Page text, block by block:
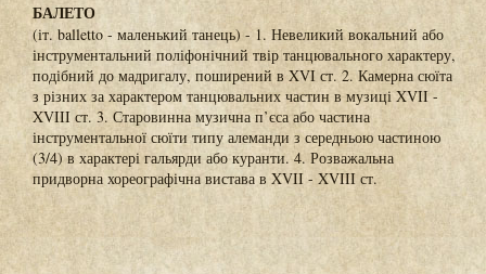
БАЛЕТО
(іт. balletto - маленький танець) - 1. Невеликий вокальний або
інструментальний поліфонічний твір танцювального характеру,
подібний до мадригалу, поширений в XVI ст. 2. Камерна сюїта
з різних за характером танцювальних частин в музиці XVII -
XVIII ст. 3. Старовинна музична п’єса або частина
інструментальної сюїти типу алеманди з середньою частиною
(3/4) в характері гальярди або куранти. 4. Розважальна
придворна хореографічна вистава в XVII - XVIII ст.